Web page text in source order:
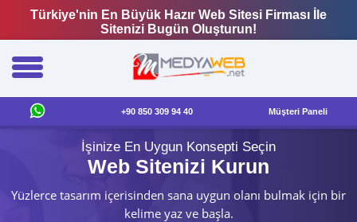
Türkiye'nin En Büyük Hazır Web Sitesi Firması İle
Sitenizi Bugün Oluşturun!
+90 850 309 94 40 Müşteri Paneli
İşinize En Uygun Konsepti Seçin
Web Sitenizi Kurun
Yüzlerce tasarım içerisinden sana uygun olanı bulmak için bir
kelime yaz ve başla.